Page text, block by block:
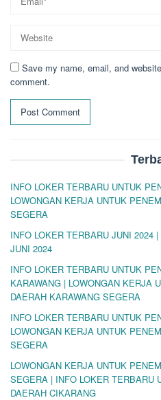
Save my name, email, and
comment.
INFO LOKER TERBARU UNTUK
LOWONGAN KERJA UNTUK
SEGERA
INFO LOKER TERBARU JUNI 2024
JUNI 2024
INFO LOKER TERBARU UNTUK
KARAWANG | LOWONGAN KERJA
DAERAH KARAWANG SEGERA
INFO LOKER TERBARU UNTUK
LOWONGAN KERJA UNTUK
SEGERA
LOWONGAN KERJA UNTUK
SEGERA | INFO LOKER TERBARU
DAERAH CIKARANG